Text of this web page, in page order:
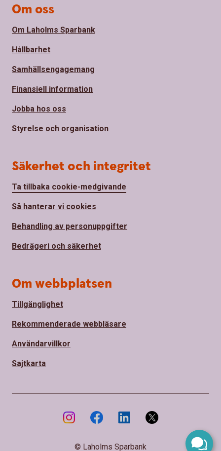
Om oss
Om Laholms Sparbank
Hållbarhet
Samhällsengagemang
Finansiell information
Jobba hos oss
Styrelse och organisation
Säkerhet och integritet
Ta tillbaka cookie-medgivande
Så hanterar vi cookies
Behandling av personuppgifter
Bedrägeri och säkerhet
Om webbplatsen
Tillgänglighet
Rekommenderade webbläsare
Användarvillkor
Sajtkarta
© Laholms Sparbank